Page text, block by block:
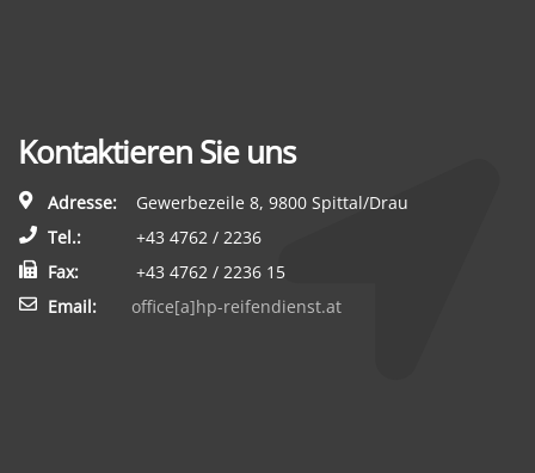
Kontaktieren Sie uns
Adresse:
Gewerbezeile 8, 9800 Spittal/Drau
Tel.:
+43 4762 / 2236
Fax:
+43 4762 / 2236 15
Email:
office[a]hp-reifendienst.at